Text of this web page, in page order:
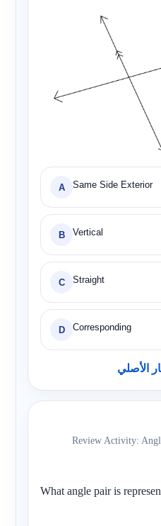
A Same Side Exterior
B Vertical
C Straight
D Corresponding
الأصلي
Review Activity:
What angle pair is